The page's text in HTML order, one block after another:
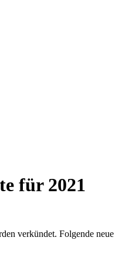
für 2021
verkündet. Folgende neue